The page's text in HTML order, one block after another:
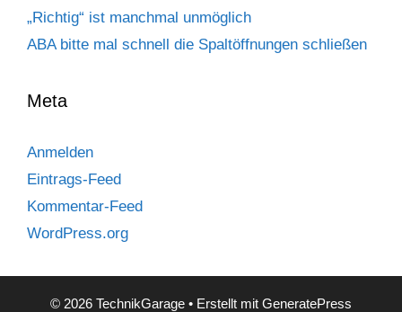
„Richtig“ ist manchmal unmöglich
ABA bitte mal schnell die Spaltöffnungen schließen
Meta
Anmelden
Eintrags-Feed
Kommentar-Feed
WordPress.org
© 2026 TechnikGarage • Erstellt mit GeneratePress